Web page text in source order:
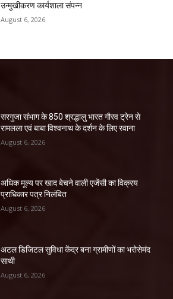
उन्मुखीकरण कार्यशाला संपन्न
August 6, 2026
सरगुजा संभाग के 850 श्रद्धालु भारत गौरव ट्रेन से
रामलला एवं बाबा विश्वनाथ के दर्शन के लिए रवाना
August 6, 2026
अधिक मूल्य पर खाद बेचने वाली एजेंसी का विक्रय
प्राधिकार पत्र निलंबित
August 6, 2026
अटल डिजिटल सुविधा केंद्र बना ग्रामीणों का भरोसेमंद
साथी
August 6, 2026